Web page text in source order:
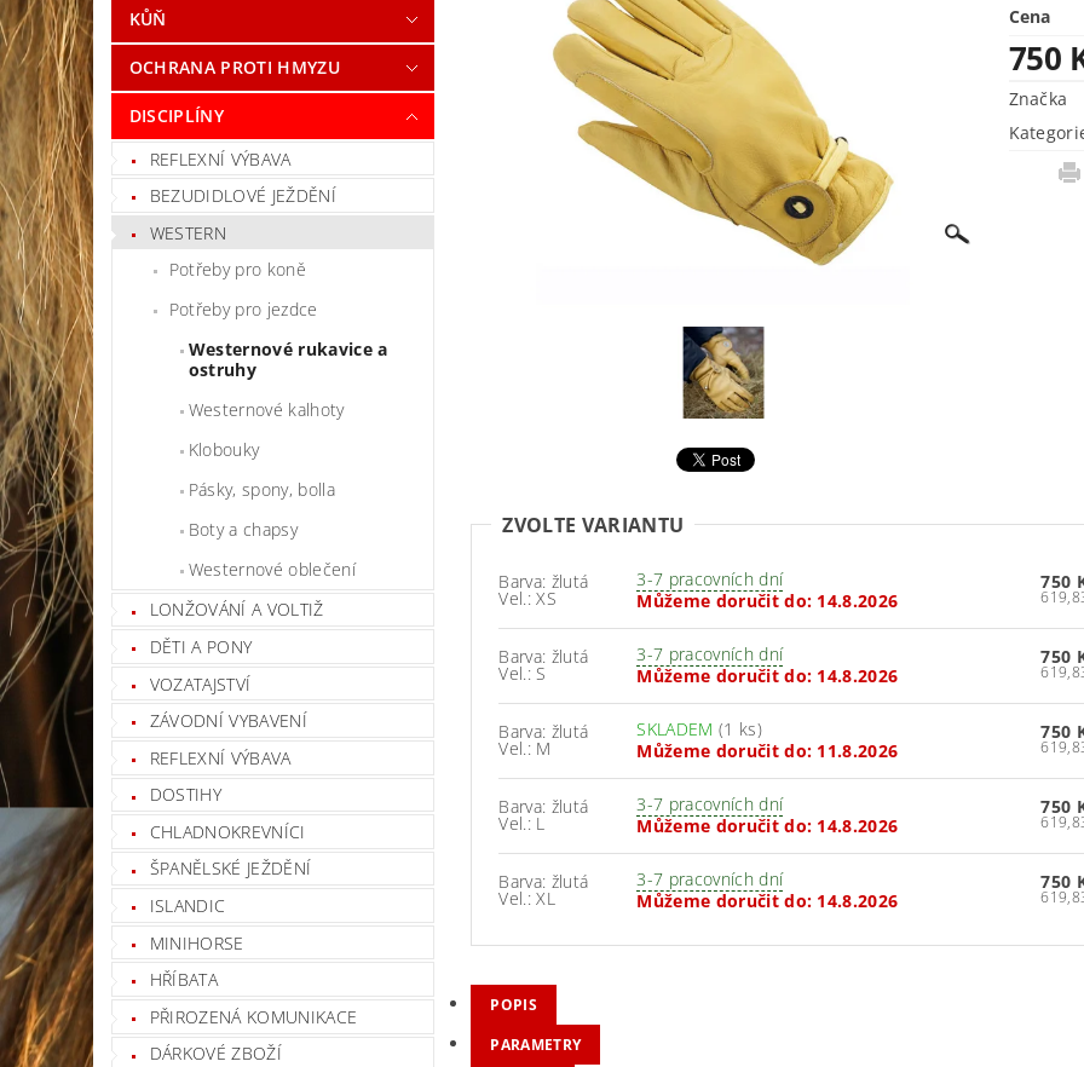
KŮŇ
OCHRANA PROTI HMYZU
DISCIPLÍNY
REFLEXNÍ VÝBAVA
BEZUDIDLOVÉ JEŽDĚNÍ
WESTERN
Potřeby pro koně
Potřeby pro jezdce
Westernové rukavice a
ostruhy
Westernové kalhoty
Klobouky
Pásky, spony, bolla
Boty a chapsy
Westernové oblečení
LONŽOVÁNÍ A VOLTIŽ
DĚTI A PONY
VOZATAJSTVÍ
ZÁVODNÍ VYBAVENÍ
REFLEXNÍ VÝBAVA
DOSTIHY
CHLADNOKREVNÍCI
ŠPANĚLSKÉ JEŽDĚNÍ
ISLANDIC
MINIHORSE
HŘÍBATA
PŘIROZENÁ KOMUNIKACE
DÁRKOVÉ ZBOŽÍ
Cena
750
Značka
ZVOLTE VARIANTU
Barva: žlutá
Vel.: XS
3-7 pracovních dní
Můžeme doručit do: 14.8.2026
750
Barva: žlutá
Vel.: S
3-7 pracovních dní
Můžeme doručit do: 14.8.2026
750
Barva: žlutá
Vel.: M
SKLADEM (1 ks)
Můžeme doručit do: 11.8.2026
750
Barva: žlutá
Vel.: L
3-7 pracovních dní
Můžeme doručit do: 14.8.2026
750
Barva: žlutá
Vel.: XL
3-7 pracovních dní
Můžeme doručit do: 14.8.2026
750
POPIS
PARAMETRY